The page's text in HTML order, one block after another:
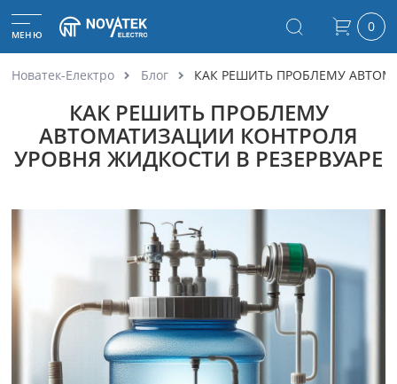
МЕНЮ 0
Новатек-Електро Блог КАК РЕШИТЬ ПРОБЛЕМУ
КАК РЕШИТЬ ПРОБЛЕМУ
АВТОМАТИЗАЦИИ КОНТРОЛЯ
УРОВНЯ ЖИДКОСТИ В РЕЗЕРВУАРЕ